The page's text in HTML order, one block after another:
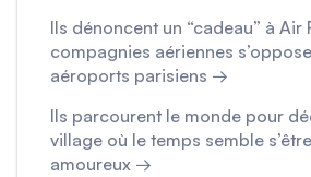
Ils dénoncent un “cadeau” à Air
compagnies aériennes
aéroports parisiens →
Ils parcourent le monde pour
village où le temps semble
amoureux →